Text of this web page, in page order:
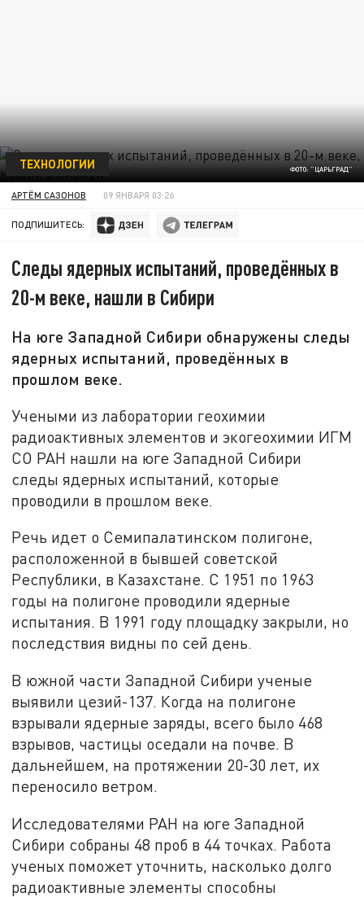
ФОТО: "ЦАРЬГРАД"
ТЕХНОЛОГИИ
АРТЁМ САЗОНОВ 09 ЯНВАРЯ 03:26
ПОДПИШИТЕСЬ:
Следы ядерных испытаний, проведённых в
20-м веке, нашли в Сибири
На юге Западной Сибири обнаружены следы
ядерных испытаний, проведённых в
прошлом веке.
Учеными из лаборатории геохимии
радиоактивных элементов и экогеохимии ИГМ
СО РАН нашли на юге Западной Сибири
следы ядерных испытаний, которые
проводили в прошлом веке.
Речь идет о Семипалатинском полигоне,
расположенной в бывшей советской
Республики, в Казахстане. С 1951 по 1963
годы на полигоне проводили ядерные
испытания. В 1991 году площадку закрыли, но
последствия видны по сей день.
В южной части Западной Сибири ученые
выявили цезий-137. Когда на полигоне
взрывали ядерные заряды, всего было 468
взрывов, частицы оседали на почве. В
дальнейшем, на протяжении 20-30 лет, их
переносило ветром.
Исследователями РАН на юге Западной
Сибири собраны 48 проб в 44 точках. Работа
ученых поможет уточнить, насколько долго
радиоактивные элементы способны